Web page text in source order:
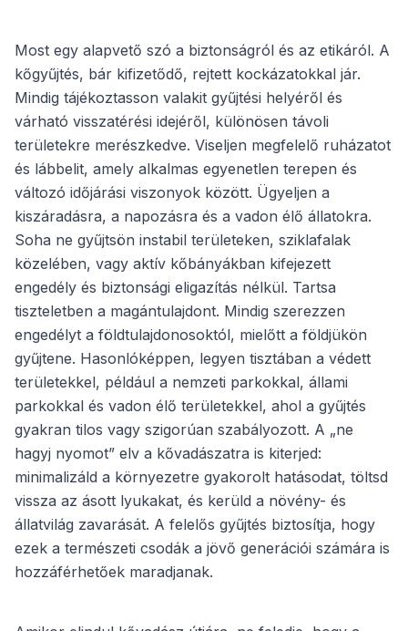
Most egy alapvető szó a biztonságról és az etikáról. A
kőgyűjtés, bár kifizetődő, rejtett kockázatokkal jár.
Mindig tájékoztasson valakit gyűjtési helyéről és
várható visszatérési idejéről, különösen távoli
területekre merészkedve. Viseljen megfelelő ruházatot
és lábbelit, amely alkalmas egyenetlen terepen és
változó időjárási viszonyok között. Ügyeljen a
kiszáradásra, a napozásra és a vadon élő állatokra.
Soha ne gyűjtsön instabil területeken, sziklafalak
közelében, vagy aktív kőbányákban kifejezett
engedély és biztonsági eligazítás nélkül. Tartsa
tiszteletben a magántulajdont. Mindig szerezzen
engedélyt a földtulajdonosoktól, mielőtt a földjükön
gyűjtene. Hasonlóképpen, legyen tisztában a védett
területekkel, például a nemzeti parkokkal, állami
parkokkal és vadon élő területekkel, ahol a gyűjtés
gyakran tilos vagy szigorúan szabályozott. A „ne
hagyj nyomot” elv a kővadászatra is kiterjed:
minimalizáld a környezetre gyakorolt ​​hatásodat, töltsd
vissza az ásott lyukakat, és kerüld a növény- és
állatvilág zavarását. A felelős gyűjtés biztosítja, hogy
ezek a természeti csodák a jövő generációi számára is
hozzáférhetőek maradjanak.